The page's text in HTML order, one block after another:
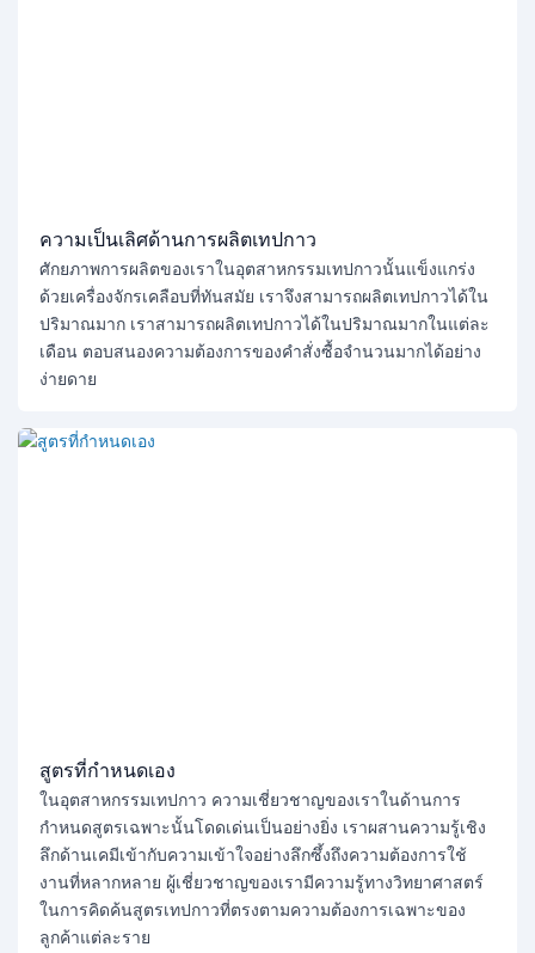
ความเป็นเลิศด้านการผลิตเทปกาว
ศักยภาพการผลิตของเราในอุตสาหกรรมเทปกาวนั้นแข็งแกร่ง
ด้วยเครื่องจักรเคลือบที่ทันสมัย ​​เราจึงสามารถผลิตเทปกาวได้ใน
ปริมาณมาก เราสามารถผลิตเทปกาวได้ในปริมาณมากในแต่ละ
เดือน ตอบสนองความต้องการของคำสั่งซื้อจำนวนมากได้อย่าง
ง่ายดาย
สูตรที่กำหนดเอง
ในอุตสาหกรรมเทปกาว ความเชี่ยวชาญของเราในด้านการ
กำหนดสูตรเฉพาะนั้นโดดเด่นเป็นอย่างยิ่ง เราผสานความรู้เชิง
ลึกด้านเคมีเข้ากับความเข้าใจอย่างลึกซึ้งถึงความต้องการใช้
งานที่หลากหลาย ผู้เชี่ยวชาญของเรามีความรู้ทางวิทยาศาสตร์
ในการคิดค้นสูตรเทปกาวที่ตรงตามความต้องการเฉพาะของ
ลูกค้าแต่ละราย